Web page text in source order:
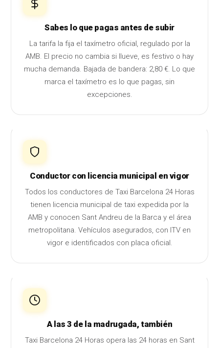
Sabes lo que pagas antes de subir
La tarifa la fija el taxímetro oficial, regulado por la
AMB. El precio no cambia si llueve, es festivo o hay
mucha demanda. Bajada de bandera: 2,80 €. Lo que
marca el taxímetro es lo que pagas, sin
excepciones.
Conductor con licencia municipal en vigor
Todos los conductores de Taxi Barcelona 24 Horas
tienen licencia municipal de taxi expedida por la
AMB y conocen Sant Andreu de la Barca y el área
metropolitana. Vehículos asegurados, con ITV en
vigor e identificados con placa oficial.
A las 3 de la madrugada, también
Taxi Barcelona 24 Horas opera las 24 horas en Sant